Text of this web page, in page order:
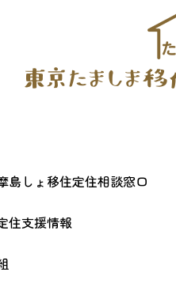
島しょ移住定住相談窓口
住支援情報